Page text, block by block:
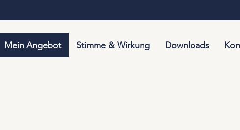
Mein Angebot Stimme & Wirkung Downloads